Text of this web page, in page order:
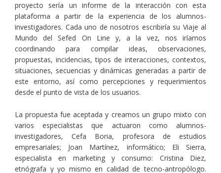
proyecto sería un informe de la interacción con esta
plataforma a partir de la experiencia de los alumnos-
investigadores. Cada uno de nosotros escribiría su Viaje al
Mundo del Sefed On Line y, a la vez, nos iríamos
coordinando para compilar ideas, observaciones,
propuestas, incidencias, tipos de interacciones, contextos,
situaciones, secuencias y dinámicas generadas a partir de
este entorno, así como percepciones y requerimientos
desde el punto de vista de los usuarios.
La propuesta fue aceptada y creamos un grupo mixto con
varios especialistas que actuaron como alumnos-
investigadores, Cefa Boria, profesora de estudios
empresariales; Joan Martínez, informático; Eli Sierra,
especialista en marketing y consumo: Cristina Diez,
etnógrafa y yo mismo en calidad de tecno-antropólogo.